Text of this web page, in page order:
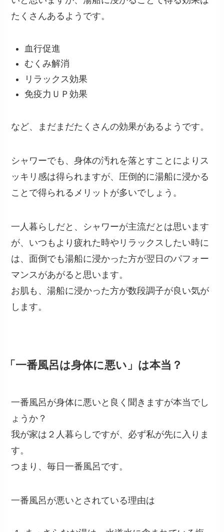
たくさんあるようです。
血行促進
むくみ解消
リラックス効果
免疫力ＵＰ効果
など、まだまだたくさんの効果があるようです。
シャワーでも、身体の汚れを落とすことによりス
ッキリ感は得られますが、圧倒的に湯船に浸かる
ことで得られるメリットが多いでしょう。
一人暮らしだと、シャワーが主流だとは思います
が、いつもより疲れた時やリラックスしたい時に
は、面倒でも湯船に浸かった方が翌日のパフォー
マンスがあがると思います。
お肌も、湯船に浸かった方が数段調子が良い気が
します。
「一番風呂は身体に悪い」は本当？
一番風呂が身体に悪いと良く聞きますが本当でし
ょうか？
我が家は２人暮らしですが、必ず私が先に入りま
す。
つまり、毎日一番風呂です。
一番風呂が悪いとされている理由は